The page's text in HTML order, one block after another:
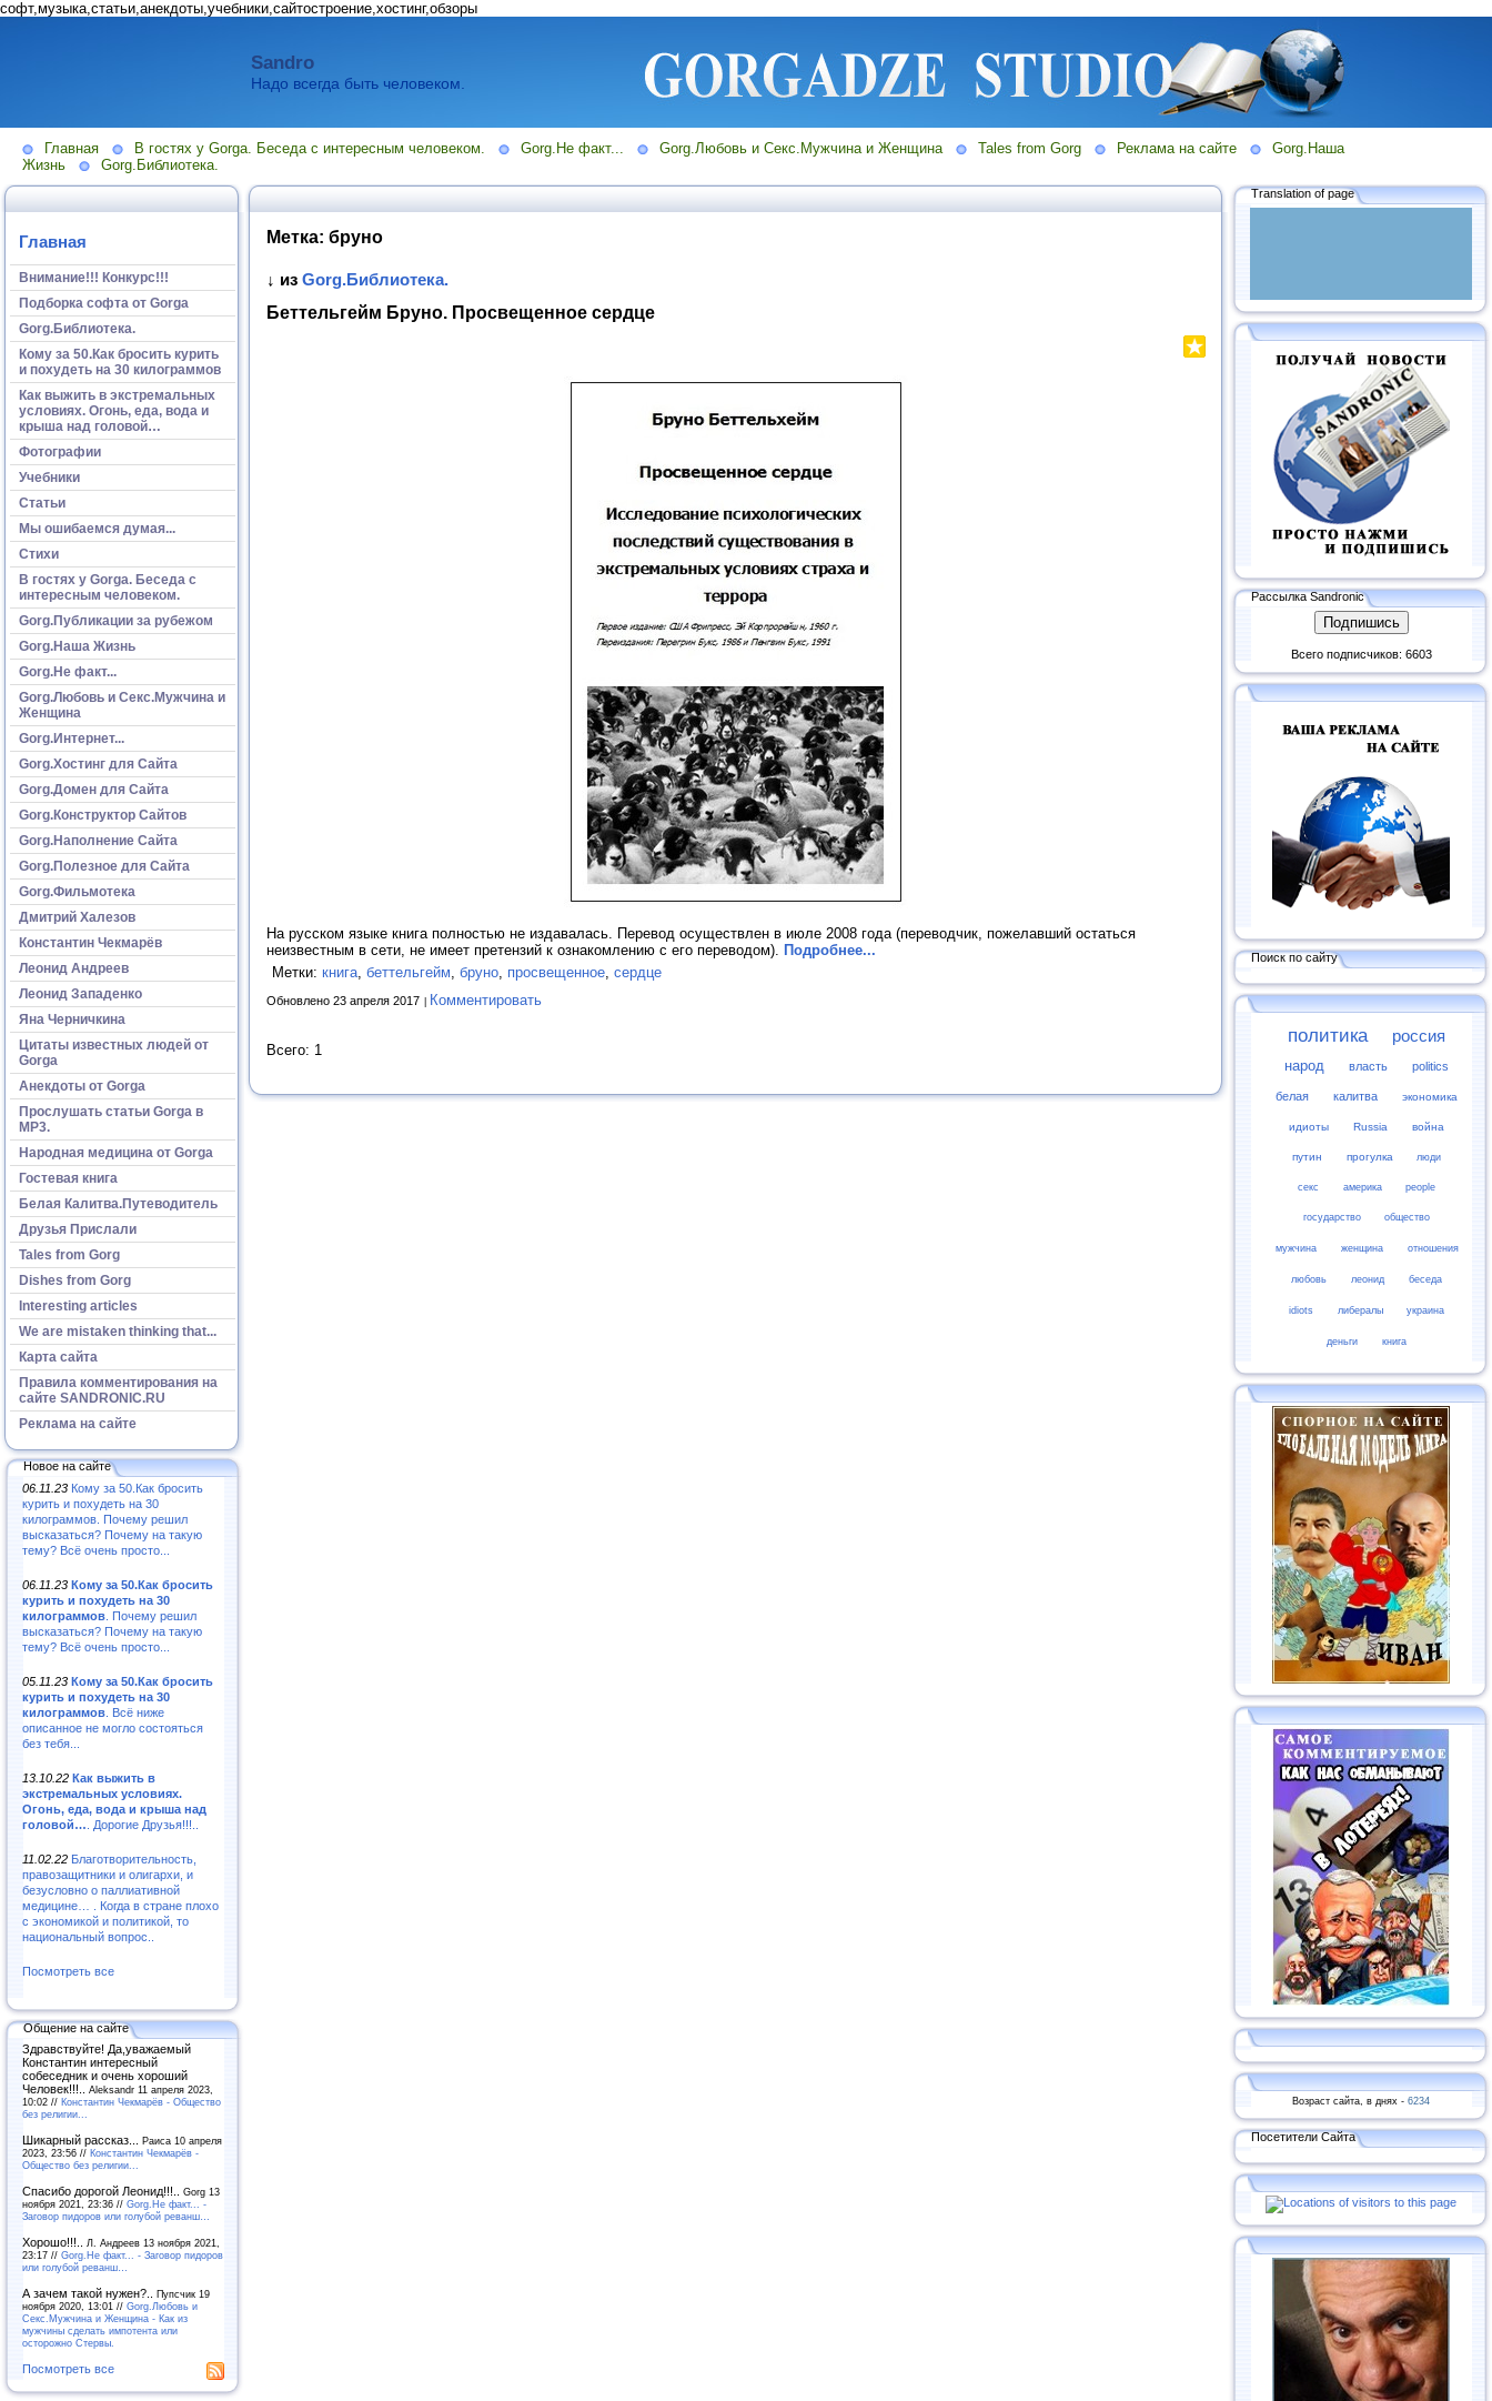
софт,музыка,статьи,анекдоты,учебники,сайтостроение,хостинг,обзоры
Sandro
Надо всегда быть человеком.
Главная В гостях у Gorga. Беседа с интересным человеком. Gorg.Не факт... Gorg.Любовь и Секс.Мужчина и Женщина Tales from Gorg Реклама на сайте
Gorg.Наша
Жизнь
Gorg.Библиотека.
Главная
Внимание!!! Конкурс!!!
Подборка софта от Gorga
Gorg.Библиотека.
Кому за 50.Как бросить курить
и похудеть на 30 килограммов
Как выжить в экстремальных
условиях. Огонь, еда, вода и
крыша над головой…
Фотографии
Учебники
Статьи
Мы ошибаемся думая...
Стихи
В гостях у Gorga. Беседа с
интересным человеком.
Gorg.Публикации за рубежом
Gorg.Наша Жизнь
Gorg.Не факт...
Gorg.Любовь и Секс.Мужчина и
Женщина
Gorg.Интернет...
Gorg.Хостинг для Сайта
Gorg.Домен для Сайта
Gorg.Конструктор Сайтов
Gorg.Наполнение Сайта
Gorg.Полезное для Сайта
Gorg.Фильмотека
Дмитрий Халезов
Константин Чекмарёв
Леонид Андреев
Леонид Западенко
Яна Черничкина
Цитаты известных людей от
Gorga
Анекдоты от Gorga
Прослушать статьи Gorga в
МР3.
Народная медицина от Gorga
Гостевая книга
Белая Калитва.Путеводитель
Друзья Прислали
Tales from Gorg
Dishes from Gorg
Interesting articles
We are mistaken thinking that...
Карта сайта
Правила комментирования на
сайте SANDRONIC.RU
Реклама на сайте
Новое на сайте
06.11.23 Кому за 50.Как бросить
курить и похудеть на 30
килограммов. Почему решил
высказаться? Почему на такую
тему? Всё очень просто...
06.11.23 Кому за 50.Как бросить
курить и похудеть на 30
килограммов . Почему решил
высказаться? Почему на такую
тему? Всё очень просто...
05.11.23 Кому за 50.Как бросить
курить и похудеть на 30
килограммов . Всё ниже
описанное не могло состояться
без тебя...
13.10.22 Как выжить в
экстремальных условиях.
Огонь, еда, вода и крыша над
головой… . Дорогие Друзья!!!..
11.02.22 Благотворительность,
правозащитники и олигархи, и
безусловно о паллиативной
медицине… . Когда в стране плохо
с экономикой и политикой, то
национальный вопрос..
Посмотреть все
Общение на сайте
Здравствуйте! Да,уважаемый
Константин интересный
собеседник и очень хороший
Человек!!!.. Aleksandr 11 апреля 2023,
10:02 // Константин Чекмарёв - Общество
без религии...
Шикарный рассказ... Раиса 10 апреля
2023, 23:56 // Константин Чекмарёв -
Общество без религии...
Спасибо дорогой Леонид!!!.. Gorg 13
ноября 2021, 23:36 // Gorg.Не факт... -
Заговор пидоров или голубой реванш…
Хорошо!!!..
Л. Андреев 13 ноября 2021,
23:17 // Gorg.Не факт... - Заговор пидоров
или голубой реванш…
А зачем такой нужен?.. Пупсчик 19
ноября 2020, 13:01 // Gorg.Любовь и
Секс.Мужчина и Женщина - Как из
мужчины сделать импотента или
осторожно Стервы.
Посмотреть все
Метка: бруно
↓ из Gorg.Библиотека.
Беттельгейм Бруно. Просвещенное сердце
На русском языке книга полностью не издавалась. Перевод осуществлен в июле 2008 года (переводчик, пожелавший остаться
неизвестным в сети, не имеет претензий к ознакомлению с его переводом). Подробнее...
Метки: книга, беттельгейм, бруно, просвещенное, сердце
Обновлено 23 апреля 2017 Комментировать
Всего: 1
Translation of page
Рассылка Sandronic
Всего подписчиков: 6603
Поиск по сайту
политика россия
народ власть politics
белая калитва экономика
идиоты Russia война
путин прогулка люди
секс америка people
государство общество
мужчина женщина отношения
любовь леонид беседа
idiots либералы украина
деньги книга
Возраст сайта, в днях - 6234
Посетители Сайта